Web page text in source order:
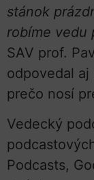
stánok
robíme vedu
SAV prof.
odpovedal
prečo nosí
Vedecký
Podcasts,